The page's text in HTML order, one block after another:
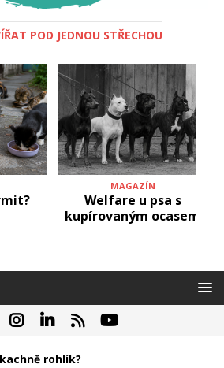
POD JEDNOU STŘECHOU
MAGAZÍN
Welfare u psa s
kupírovaným ocasem
rohlík?